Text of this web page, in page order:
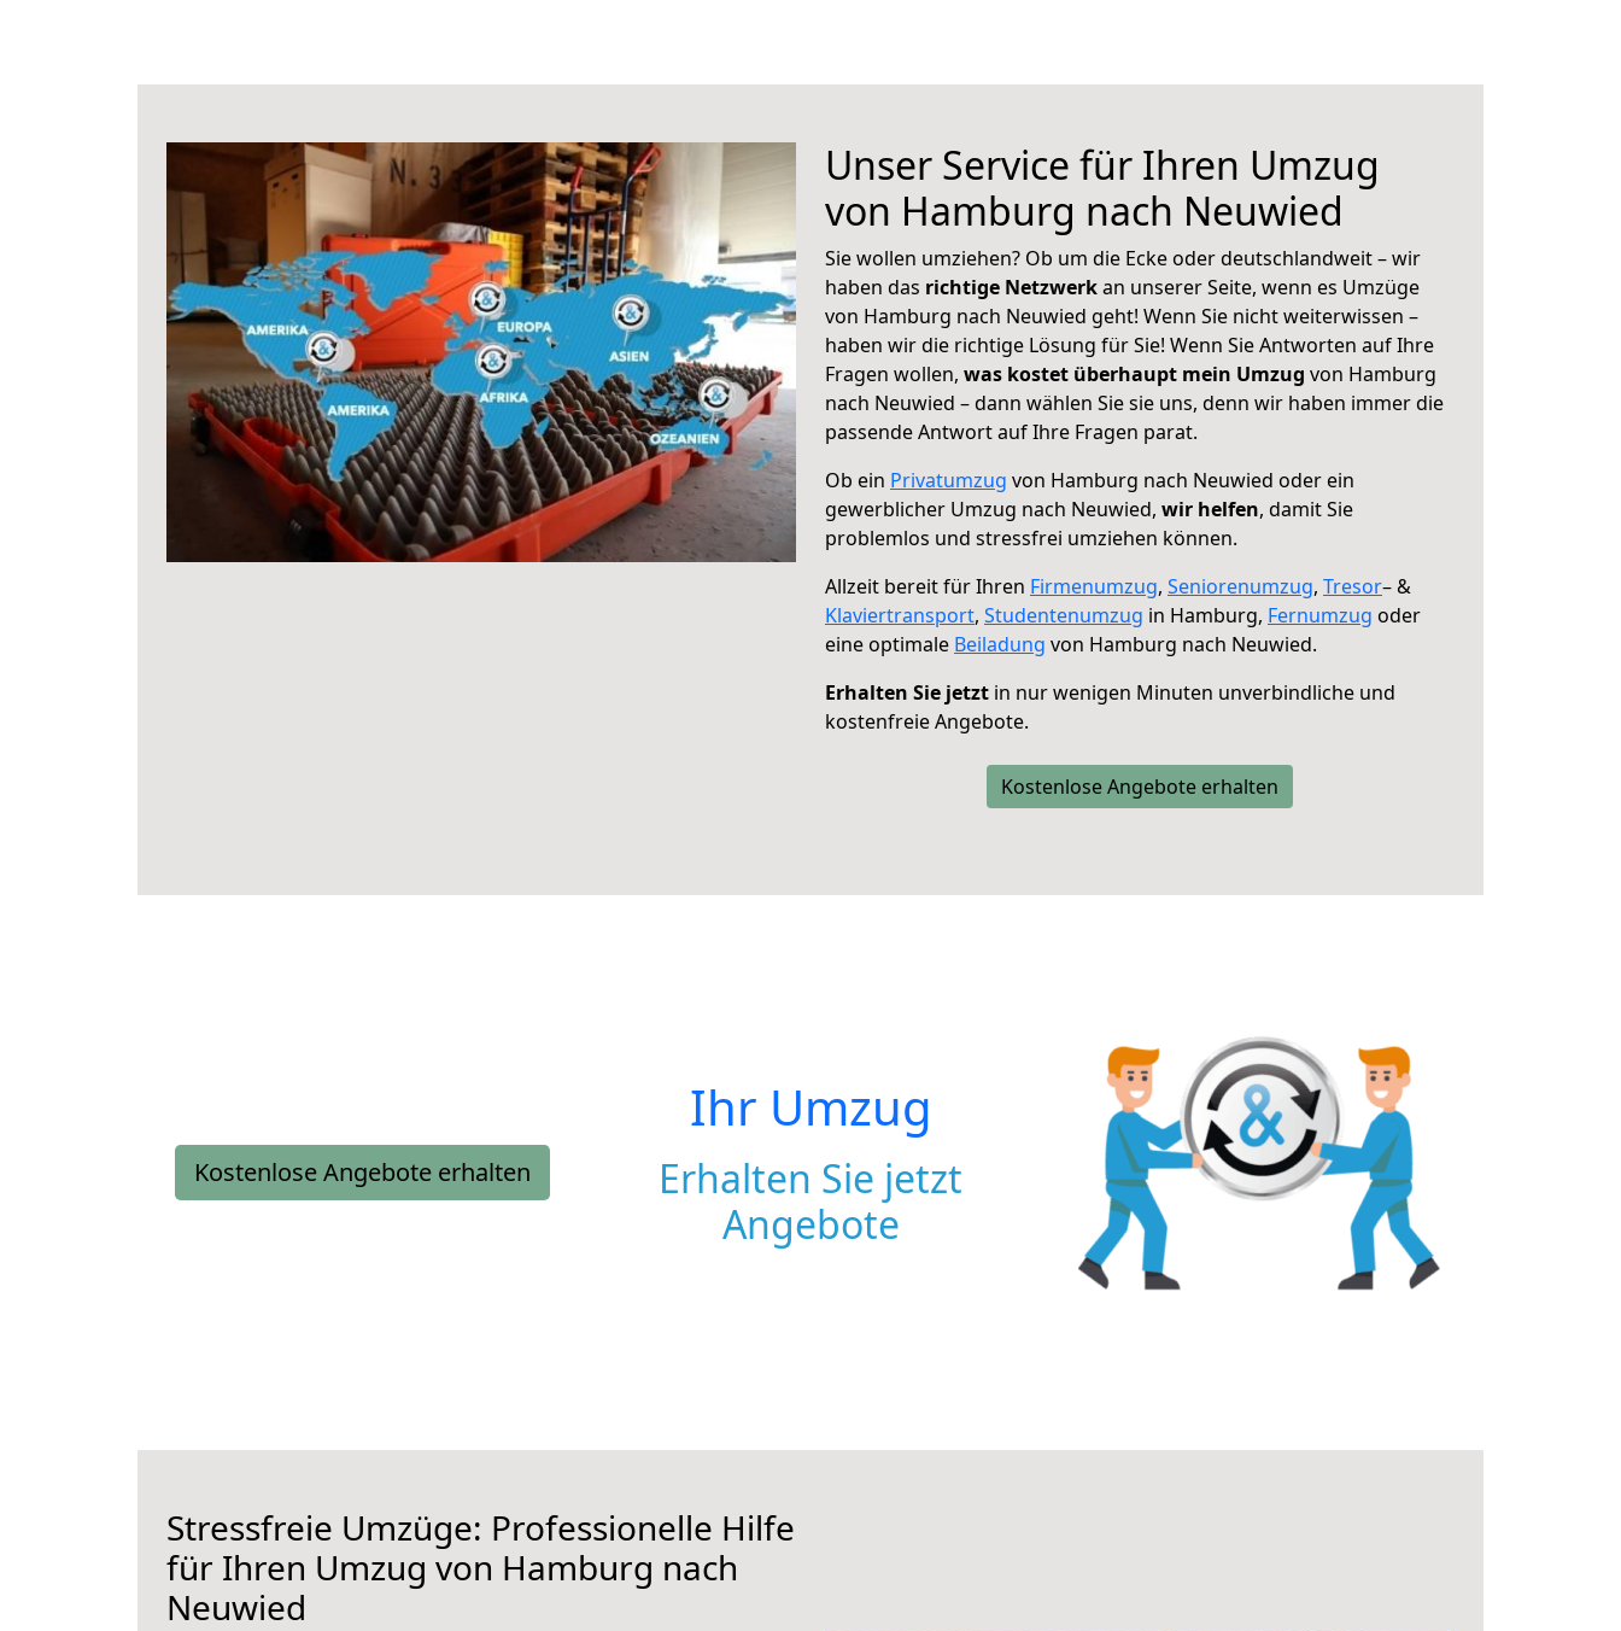
Unser Service für Ihren Umzug
von Hamburg nach Neuwied
Sie wollen umziehen? Ob um die Ecke oder deutschlandweit – wir
haben das richtige Netzwerkan unserer Seite, wenn es Umzüge
von Hamburg nach Neuwied geht! Wenn Sie nicht weiterwissen –
haben wir die richtige Lösung für Sie! Wenn Sie Antworten auf Ihre
Fragen wollen, was kostet überhaupt mein Umzug von Hamburg
nach Neuwied – dann wählen Sie sie uns, denn wir haben immer die
passende Antwort auf Ihre Fragen parat.
Ob ein Privatumzug von Hamburg nach Neuwied oder ein
gewerblicher Umzug nach Neuwied, wir helfen, damit Sie
problemlos und stressfrei umziehen können.
Allzeit bereit für Ihren Firmenumzug, Seniorenumzug, Tresor– &
Klaviertransport, Studentenumzug in Hamburg, Fernumzug oder
eine optimale Beiladung von Hamburg nach Neuwied.
Erhalten Sie jetzt in nur wenigen Minuten unverbindliche und
kostenfreie Angebote.
Kostenlose Angebote erhalten
Kostenlose Angebote erhalten
Ihr Umzug
Erhalten Sie jetzt
Angebote
Stressfreie Umzüge: Professionelle Hilfe
für Ihren Umzug von Hamburg nach
Neuwied